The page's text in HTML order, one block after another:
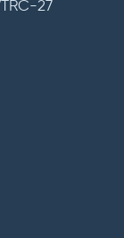
27
Instagram